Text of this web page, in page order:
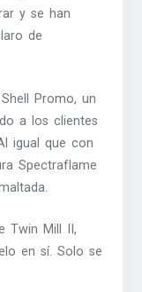
y se han
de
Promo, un
a los clientes
igual que con
Spectraflame
Twin Mill II,
en sí. Solo se